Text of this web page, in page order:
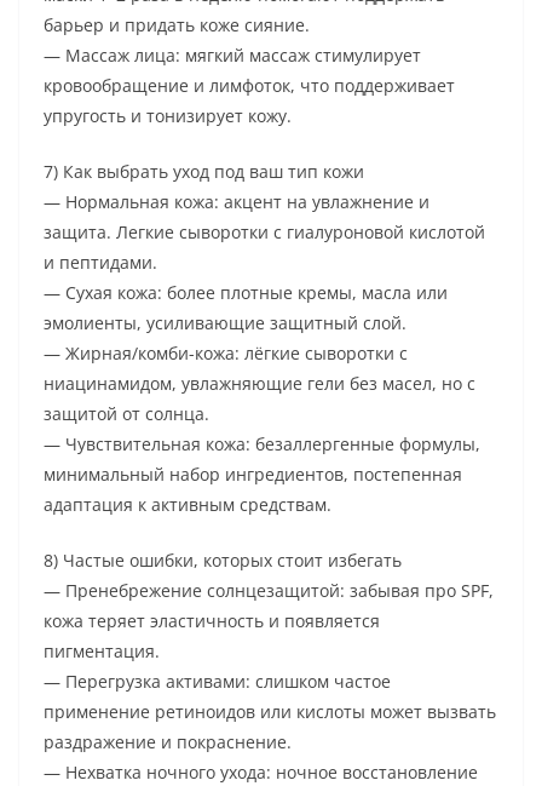
барьер и придать коже сияние.
— Массаж лица: мягкий массаж стимулирует
кровообращение и лимфоток, что поддерживает
упругость и тонизирует кожу.
7) Как выбрать уход под ваш тип кожи
— Нормальная кожа: акцент на увлажнение и
защита. Легкие сыворотки с гиалуроновой кислотой
и пептидами.
— Сухая кожа: более плотные кремы, масла или
эмолиенты, усиливающие защитный слой.
— Жирная/комби-кожа: лёгкие сыворотки с
ниацинамидом, увлажняющие гели без масел, но с
защитой от солнца.
— Чувствительная кожа: безаллергенные формулы,
минимальный набор ингредиентов, постепенная
адаптация к активным средствам.
8) Частые ошибки, которых стоит избегать
— Пренебрежение солнцезащитой: забывая про SPF,
кожа теряет эластичность и появляется
пигментация.
— Перегрузка активами: слишком частое
применение ретиноидов или кислоты может вызвать
раздражение и покраснение.
— Нехватка ночного ухода: ночное восстановление